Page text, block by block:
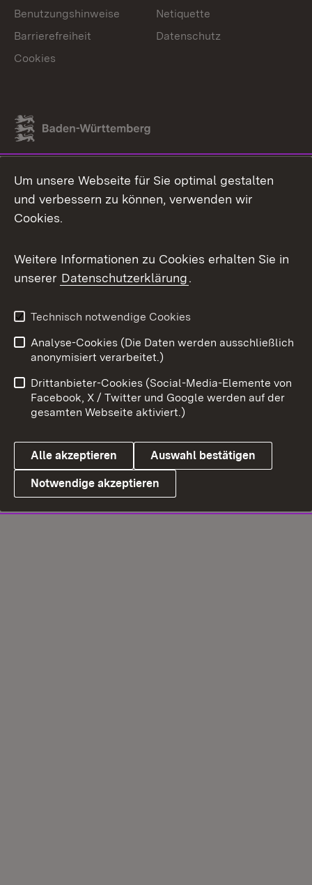
Link zum Landesportal
Benutzungshinweise
Netiquette
Barrierefreiheit
Datenschutz
Cookies
Um unsere Webseite für Sie optimal gestalten
und verbessern zu können, verwenden wir
Cookies.
Weitere Informationen zu Cookies erhalten Sie in
unserer Datenschutzerklärung.
Technisch notwendige Cookies
Analyse-Cookies (Die Daten werden ausschließlich
anonymisiert verarbeitet.)
Drittanbieter-Cookies (Social-Media-Elemente von
Facebook, X / Twitter und Google werden auf der
gesamten Webseite aktiviert.)
Alle akzeptieren Auswahl bestätigen
Notwendige akzeptieren